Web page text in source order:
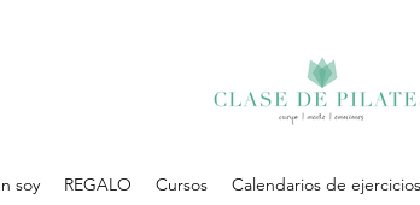
soy REGALO Cursos Calendarios de ejercicios